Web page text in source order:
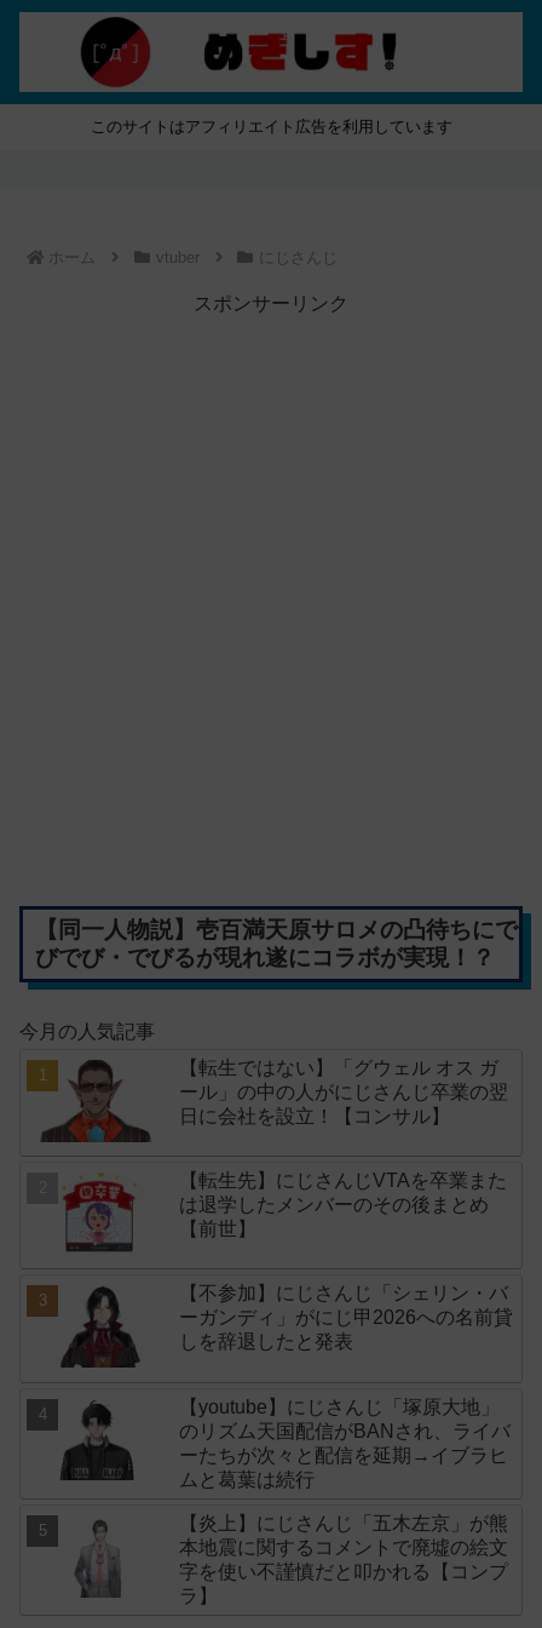
このサイトはアフィリエイト広告を利用しています
ホーム vtuber にじさんじ
スポンサーリンク
【同一人物説】壱百満天原サロメの凸待ちにで
びでび・でびるが現れ遂にコラボが実現！？
今月の人気記事
【転生ではない】「グウェル オス ガ
ール」の中の人がにじさんじ卒業の翌
日に会社を設立！【コンサル】
【転生先】にじさんじVTAを卒業また
は退学したメンバーのその後まとめ
【前世】
【不参加】にじさんじ「シェリン・バ
ーガンディ」がにじ甲2026への名前貸
しを辞退したと発表
【youtube】にじさんじ「塚原大地」
のリズム天国配信がBANされ、ライバ
ーたちが次々と配信を延期→イブラヒ
ムと葛葉は続行
【炎上】にじさんじ「五木左京」が熊
本地震に関するコメントで廃墟の絵文
字を使い不謹慎だと叩かれる【コンプ
ラ】